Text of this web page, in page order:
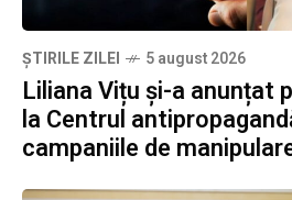
ȘTIRILE ZILEI 5 august 2026
Liliana Vițu și-a anunțat
la Centrul
campaniile de